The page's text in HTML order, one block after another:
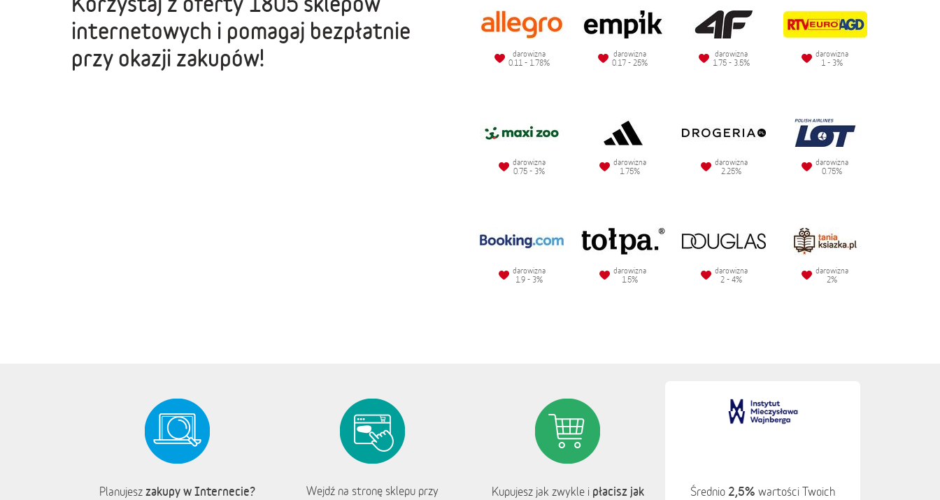
internetowych i pomagaj bezpłatnie
przy okazji zakupów!
darowizna
0.11 - 1.78%
darowizna
0.17 - 25%
darowizna
1.75 - 3.5%
darowizna
1 - 3%
darowizna
0.75 - 3%
darowizna
1.75%
darowizna
2.25%
darowizna
0.75%
darowizna
1.9 - 3%
darowizna
1.5%
darowizna
2 - 4%
darowizna
2%
Planujesz zakupy w Internecie?
Wejdź na stronę sklepu przy
Kupujesz jak zwykle i płacisz jak
Średnio 2,5% wartości Twoich